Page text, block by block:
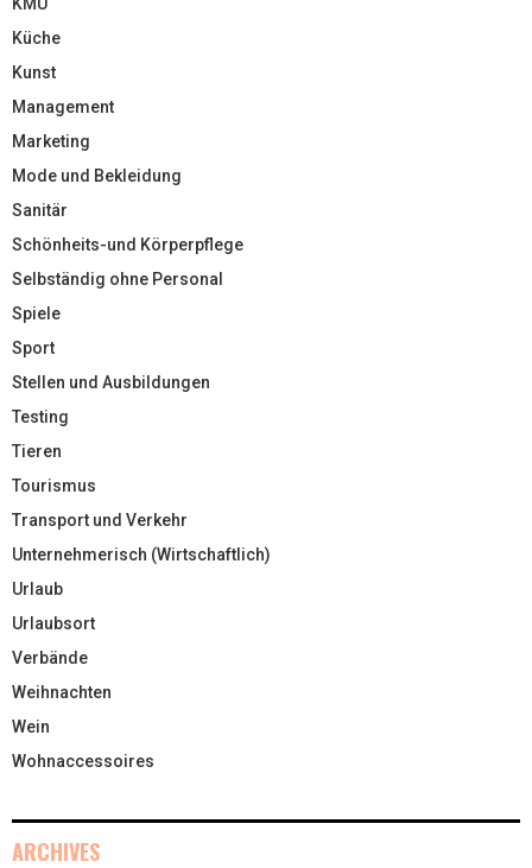
Küche
Kunst
Management
Marketing
Mode und Bekleidung
Sanitär
Schönheits-und Körperpflege
Selbständig ohne Personal
Spiele
Sport
Stellen und Ausbildungen
Testing
Tieren
Tourismus
Transport und Verkehr
Unternehmerisch (Wirtschaftlich)
Urlaub
Urlaubsort
Verbände
Weihnachten
Wein
Wohnaccessoires
ARCHIVES